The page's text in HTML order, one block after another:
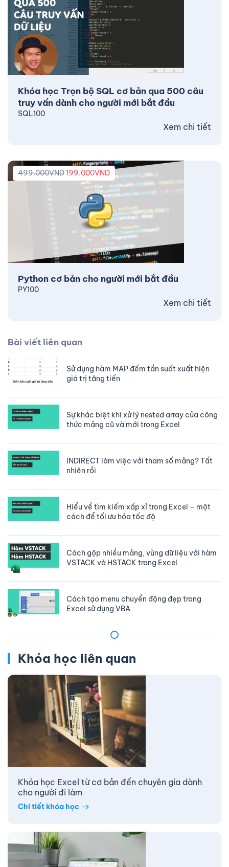
Khóa học Trọn bộ SQL cơ bản qua 500 câu
truy vấn dành cho người mới bắt đầu
SQL100
Xem chi tiết
Python cơ bản cho người mới bắt đầu
499.000VND199.000VND
PY100
Xem chi tiết
Bài viết liên quan
Sử dụng hàm MAP đếm tần suất xuất hiện
giá trị tăng tiến
Sự khác biệt khi xử lý nested array của công
thức mảng cũ và mới trong Excel
INDIRECT làm việc với tham số mảng? Tất
nhiên rồi
Hiểu về tìm kiếm xấp xỉ trong Excel – một
cách để tối ưu hóa tốc độ
Cách gộp nhiều mảng, vùng dữ liệu với hàm
VSTACK và HSTACK trong Excel
Cách tạo menu chuyển động đẹp trong
Excel sử dụng VBA
Khóa học liên quan
Khóa học Excel từ cơ bản đến chuyên gia dành
cho người đi làm
Chi tiết khóa học